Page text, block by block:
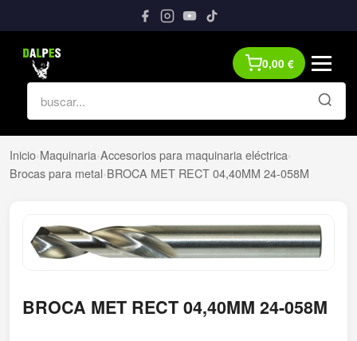
0,00 €
Inicio›Maquinaria›Accesorios para maquinaria eléctrica›
Brocas para metal›BROCA MET RECT 04,40MM 24-058M
BROCA MET RECT 04,40MM 24-058M